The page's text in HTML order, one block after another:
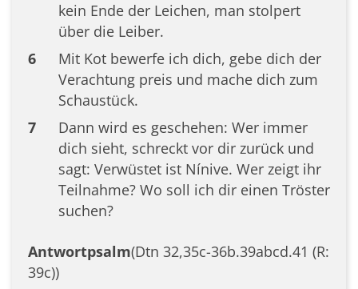
kein Ende der Leichen, man stolpert
über die Leiber.
6
Mit Kot bewerfe ich dich, gebe dich der
Verachtung preis und mache dich zum
Schaustück.
7
Dann wird es geschehen: Wer immer
dich sieht, schreckt vor dir zurück und
sagt: Verwüstet ist Nínive. Wer zeigt ihr
Teilnahme? Wo soll ich dir einen Tröster
suchen?
Antwortpsalm(Dtn 32,35c-36b.39abcd.41 (R:
39c))